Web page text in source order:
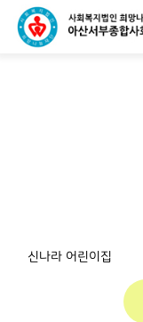
신나라 어린이집